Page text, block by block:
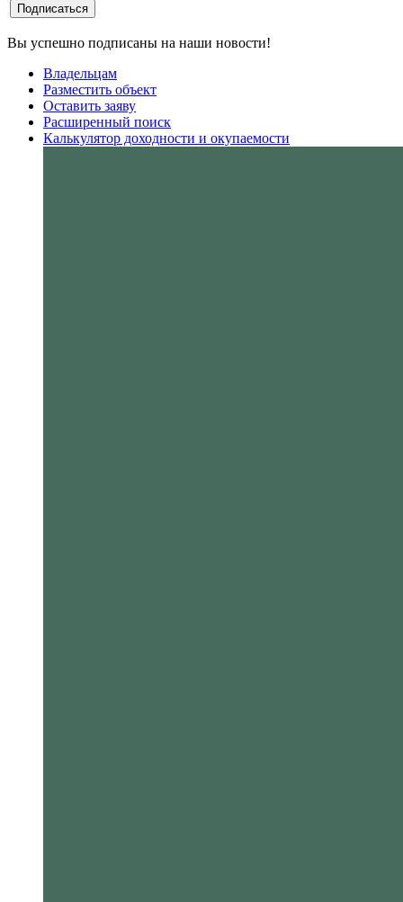
Вы успешно подписаны на наши новости!
Владельцам
Разместить объект
Оставить заяву
Расширенный поиск
Калькулятор доходности и окупаемости